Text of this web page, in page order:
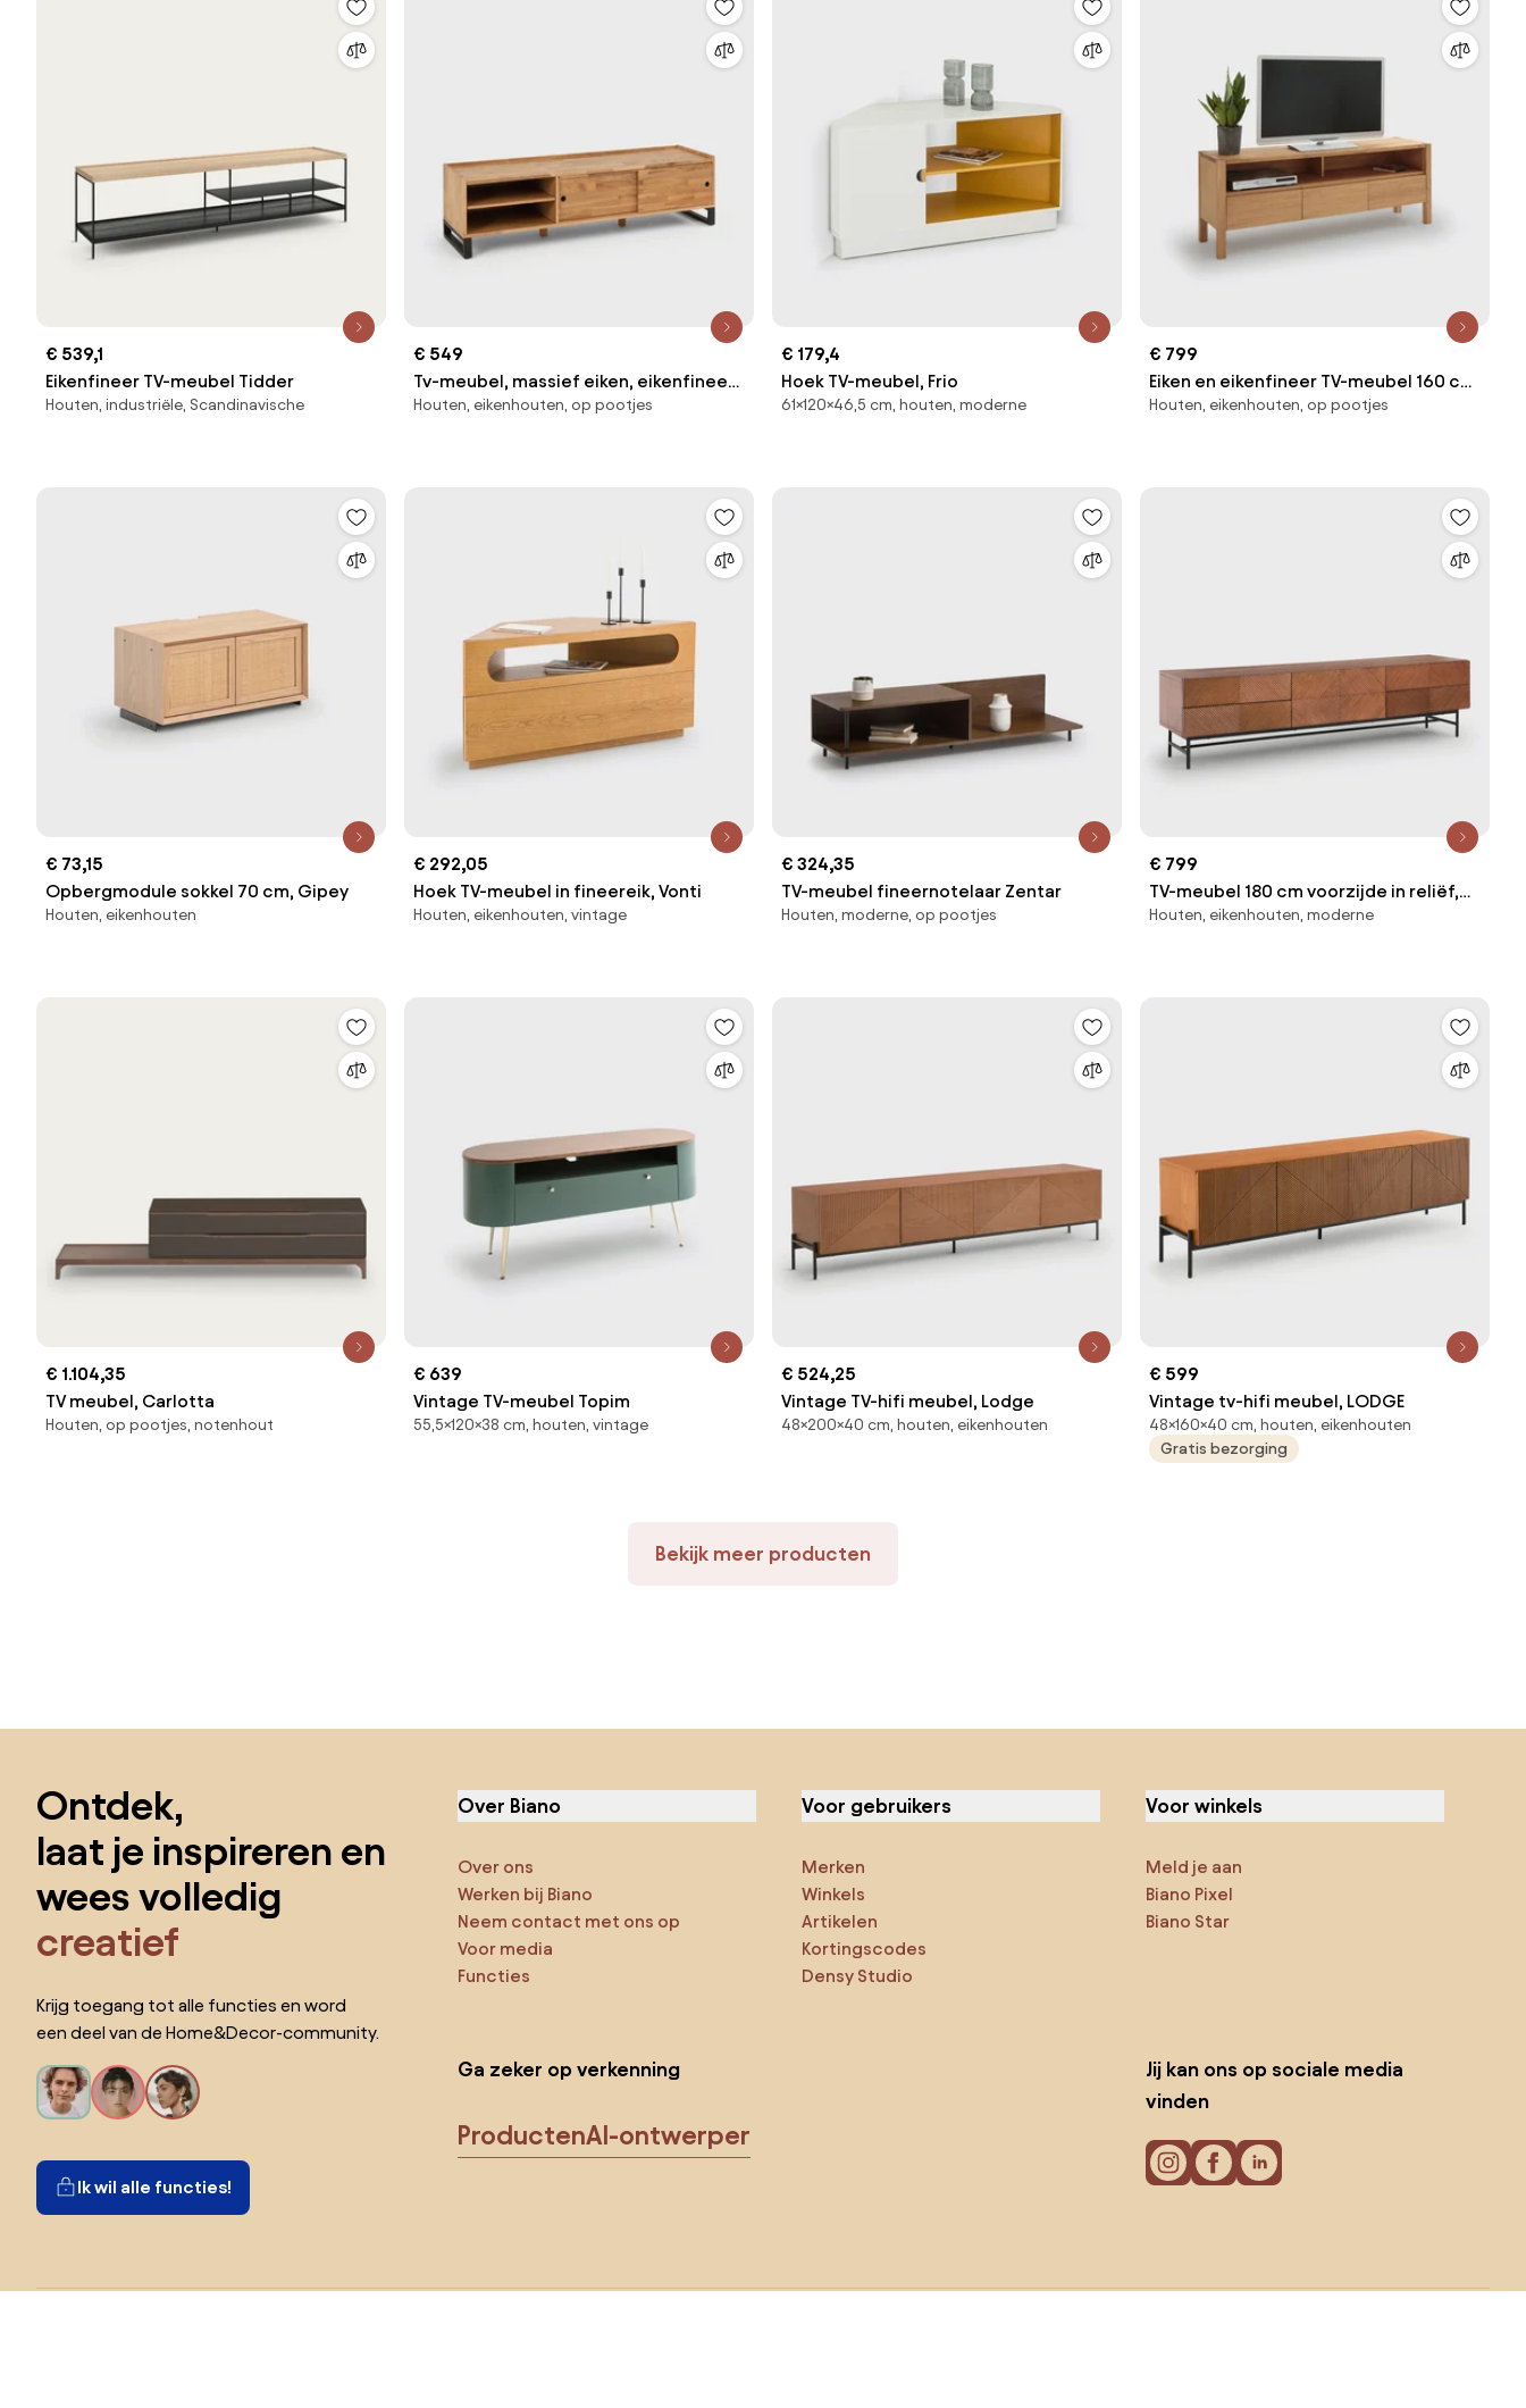
€ 539,1
Eikenfineer TV-meubel Tidder
Houten, industriële, Scandinavische
€ 549
Tv-meubel, massief eiken, eikenfineer
en staalmetaal, Hiba
Houten, eikenhouten, op pootjes
€ 179,4
Hoek TV-meubel, Frio
61×120×46,5 cm, houten, moderne
€ 799
Eiken en eikenfineer TV-meubel 160 cm,
ADÉLITA
Houten, eikenhouten, op pootjes
€ 73,15
Opbergmodule sokkel 70 cm, Gipey
Houten, eikenhouten
€ 292,05
Hoek TV-meubel in fineereik, Vonti
Houten, eikenhouten, vintage
€ 324,35
TV-meubel fineernotelaar Zentar
Houten, moderne, op pootjes
€ 799
TV-meubel 180 cm voorzijde in reliëf,
Jerem
Houten, eikenhouten, moderne
€ 1.104,35
TV meubel, Carlotta
Houten, op pootjes, notenhout
€ 639
Vintage TV-meubel Topim
55,5×120×38 cm, houten, vintage
€ 524,25
Vintage TV-hifi meubel, Lodge
48×200×40 cm, houten, eikenhouten
€ 599
Vintage tv-hifi meubel, LODGE
48×160×40 cm, houten, eikenhouten
Gratis bezorging
Bekijk meer producten
Ontdek,
laat je inspireren en
wees volledig
creatief
Krijg toegang tot alle functies en word
een deel van de Home&Decor-community.
Ik wil alle functies!
Over Biano
Over ons
Werken bij Biano
Neem contact met ons op
Voor media
Functies
Voor gebruikers
Merken
Winkels
Artikelen
Kortingscodes
Densy Studio
Voor winkels
Meld je aan
Biano Pixel
Biano Star
Ga zeker op verkenning
ProductenAI-ontwerper
Jij kan ons op sociale media
vinden